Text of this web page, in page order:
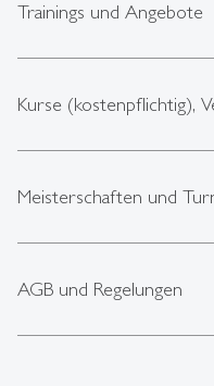
Trainings und Angebote
Kurse (kostenpflichtig),
Meisterschaften und
AGB und Regelungen